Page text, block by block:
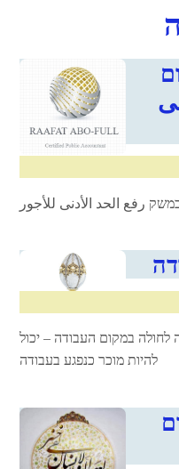
رفع الحد الأدنى للأجور
במקום העבודה – יכול
להיות מוכר כנפגע בעבודה